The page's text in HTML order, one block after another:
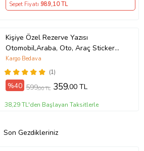
Sepet Fiyatı 989,10 TL
Kişiye Özel Rezerve Yazısı
Otomobil,Araba, Oto, Araç Sticker
(Parlak Beyaz)
(1)
Kargo Bedava
%40 599,00 TL 359,00 TL
38,29 TL'den Başlayan Taksitlerle
Son Gezdikleriniz